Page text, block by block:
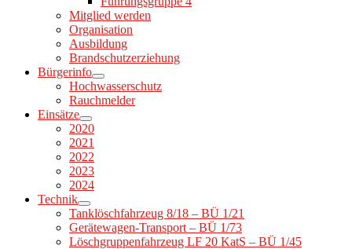
Mitglied werden
Organisation
Ausbildung
Brandschutzerziehung
Bürgerinfo
Hochwasserschutz
Rauchmelder
Einsätze
2020
2021
2022
2023
2024
Technik
Tanklöschfahrzeug 8/18 – BÜ 1/21
Gerätewagen-Transport – BÜ 1/73
Löschgruppenfahrzeug LF 20 KatS – BÜ 1/45